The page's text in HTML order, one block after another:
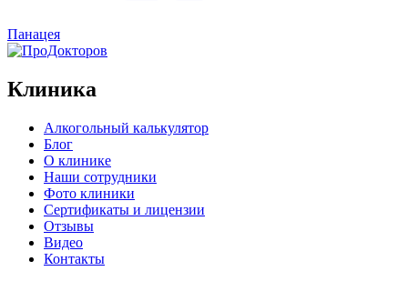
Панацея
Клиника
Алкогольный калькулятор
Блог
О клинике
Наши сотрудники
Фото клиники
Сертификаты и лицензии
Отзывы
Видео
Контакты